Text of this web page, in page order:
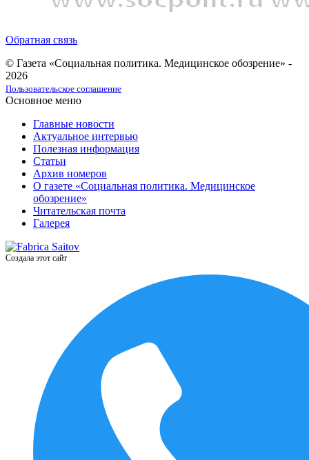
Обратная связь
© Газета «Социальная политика. Медицинское обозрение» -
2026
Пользовательское соглашение
Основное меню
Главные новости
Актуальное интервью
Полезная информация
Статьи
Архив номеров
О газете «Социальная политика. Медицинское
обозрение»
Читательская почта
Галерея
Создала этот сайт